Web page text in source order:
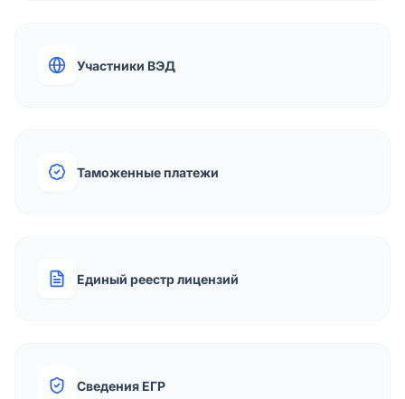
Участники ВЭД
Таможенные платежи
Единый реестр лицензий
Сведения ЕГР